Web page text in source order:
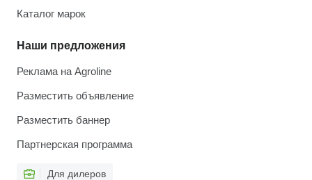
Каталог марок
Наши предложения
Реклама на Agroline
Разместить объявление
Разместить баннер
Партнерская программа
Для дилеров